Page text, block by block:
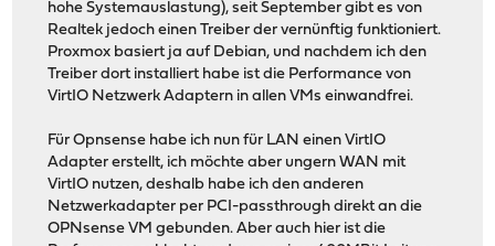
hohe Systemauslastung), seit September gibt es von
Realtek jedoch einen Treiber der vernünftig funktioniert.
Proxmox basiert ja auf Debian, und nachdem ich den
Treiber dort installiert habe ist die Performance von
VirtIO Netzwerk Adaptern in allen VMs einwandfrei.
Für Opnsense habe ich nun für LAN einen VirtIO
Adapter erstellt, ich möchte aber ungern WAN mit
VirtIO nutzen, deshalb habe ich den anderen
Netzwerkadapter per PCI-passthrough direkt an die
OPNsense VM gebunden. Aber auch hier ist die